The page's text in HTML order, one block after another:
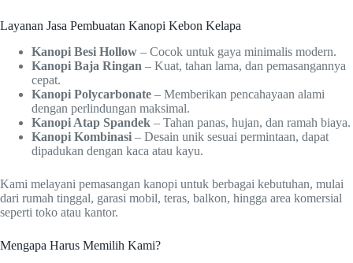
Layanan Jasa Pembuatan Kanopi Kebon Kelapa
Kanopi Besi Hollow – Cocok untuk gaya minimalis modern.
Kanopi Baja Ringan – Kuat, tahan lama, dan pemasangannya
cepat.
Kanopi Polycarbonate – Memberikan pencahayaan alami
dengan perlindungan maksimal.
Kanopi Atap Spandek – Tahan panas, hujan, dan ramah biaya.
Kanopi Kombinasi – Desain unik sesuai permintaan, dapat
dipadukan dengan kaca atau kayu.
Kami melayani pemasangan kanopi untuk berbagai kebutuhan, mulai
dari rumah tinggal, garasi mobil, teras, balkon, hingga area komersial
seperti toko atau kantor.
Mengapa Harus Memilih Kami?